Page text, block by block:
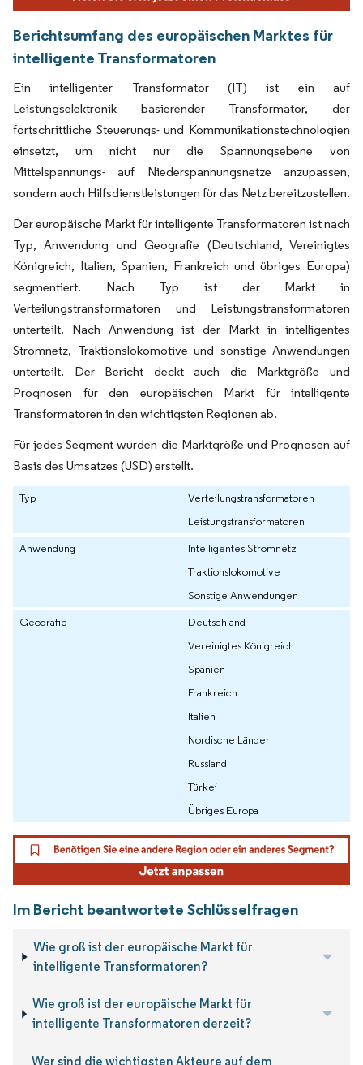
Berichtsumfang des europäischen Marktes für
intelligente Transformatoren
Ein intelligenter Transformator (IT) ist ein auf
Leistungselektronik basierender Transformator, der
fortschrittliche Steuerungs- und Kommunikationstechnologien
einsetzt, um nicht nur die Spannungsebene von
Mittelspannungs- auf Niederspannungsnetze anzupassen,
sondern auch Hilfsdienstleistungen für das Netz bereitzustellen.
Der europäische Markt für intelligente Transformatoren ist nach
Typ, Anwendung und Geografie (Deutschland, Vereinigtes
Königreich, Italien, Spanien, Frankreich und übriges Europa)
segmentiert. Nach Typ ist der Markt in
Verteilungstransformatoren und Leistungstransformatoren
unterteilt. Nach Anwendung ist der Markt in intelligentes
Stromnetz, Traktionslokomotive und sonstige Anwendungen
unterteilt. Der Bericht deckt auch die Marktgröße und
Prognosen für den europäischen Markt für intelligente
Transformatoren in den wichtigsten Regionen ab.
Für jedes Segment wurden die Marktgröße und Prognosen auf
Basis des Umsatzes (USD) erstellt.
Typ
Verteilungstransformatoren
Leistungstransformatoren
Anwendung
Intelligentes Stromnetz
Traktionslokomotive
Sonstige Anwendungen
Geografie
Deutschland
Vereinigtes Königreich
Spanien
Frankreich
Italien
Nordische Länder
Russland
Türkei
Übriges Europa
Im Bericht beantwortete Schlüsselfragen
Wie groß ist der europäische Markt für
intelligente Transformatoren?
Wie groß ist der europäische Markt für
intelligente Transformatoren derzeit?
Wer sind die wichtigsten Akteure auf dem